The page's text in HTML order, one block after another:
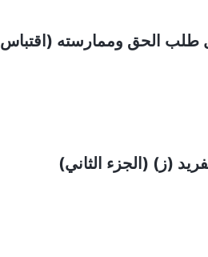
الحق وممارسته (اقتباس 18)
(ز) (الجزء الثاني)